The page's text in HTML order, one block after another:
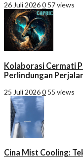
26 Juli 20260 57 views
Kolaborasi Cermati
Perlindungan
25 Juli 20260 55 views
Cina Mist Cooling: